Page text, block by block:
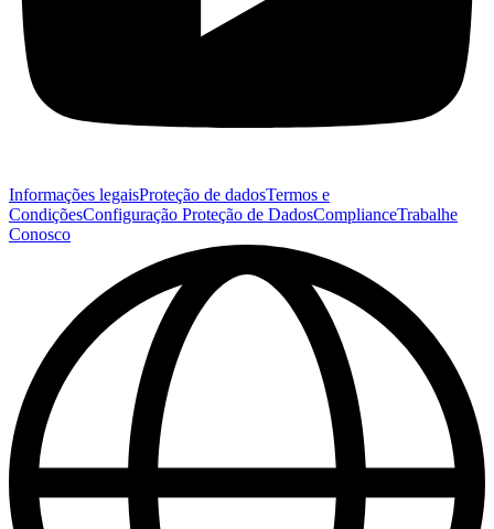
Informações legaisProteção de dadosTermos e
CondiçõesConfiguração Proteção de DadosComplianceTrabalhe
Conosco